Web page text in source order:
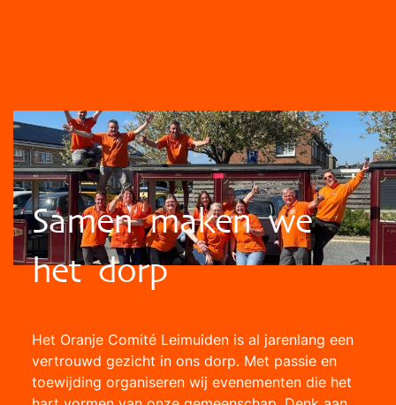
Samen maken we
het dorp
Het Oranje Comité Leimuiden is al jarenlang een
vertrouwd gezicht in ons dorp. Met passie en
toewijding organiseren wij evenementen die het